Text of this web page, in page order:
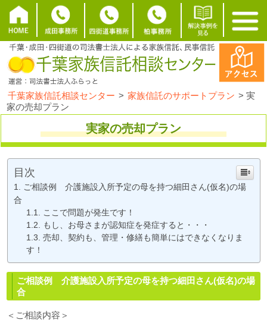
千葉家族信託相談センター > 家族信託のサポートプラン >実
家の売却プラン
実家の売却プラン
目次
ご相談例 介護施設入所予定の母を持つ細田さん(仮名)の場
合
ここで問題が発生です！
もし、お母さまが認知症を発症すると・・・
売却、契約も、管理・修繕も簡単にはできなくなりま
す！
ご相談例 介護施設入所予定の母を持つ細田さん(仮名)の場
合
＜ご相談内容＞